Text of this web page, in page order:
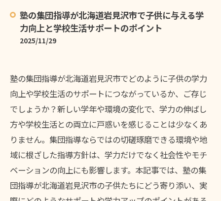
塾の集団指導が北海道岩見沢市で子供に与える学
力向上と学校生活サポートのポイント
2025/11/29
塾の集団指導が北海道岩見沢市でどのように子供の学力
向上や学校生活のサポートにつながっているか、ご存じ
でしょうか？新しい学年や環境の変化で、学力の伸ばし
方や学校生活との両立に戸惑いを感じることは少なくあ
りません。集団指導ならではの切磋琢磨できる環境や地
域に根ざした指導方針は、学力だけでなく社会性やモチ
ベーションの向上にも影響します。本記事では、塾の集
団指導が北海道岩見沢市の子供たちにどう寄り添い、実